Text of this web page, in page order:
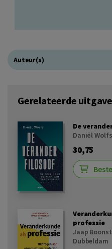
Auteur(s)
Gerelateerde
De
Daniël Wolfs
30,75
professie
Jaap
Dubbeldam